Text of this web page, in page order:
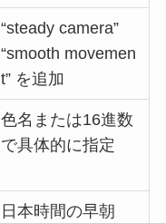
“steady camera”
“smooth movemen
t” を追加
色名または16進数
で具体的に指定
日本時間の早朝